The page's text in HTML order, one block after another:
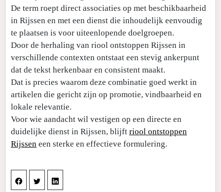
De term roept direct associaties op met beschikbaarheid
in Rijssen en met een dienst die inhoudelijk eenvoudig
te plaatsen is voor uiteenlopende doelgroepen.
Door de herhaling van riool ontstoppen Rijssen in
verschillende contexten ontstaat een stevig ankerpunt
dat de tekst herkenbaar en consistent maakt.
Dat is precies waarom deze combinatie goed werkt in
artikelen die gericht zijn op promotie, vindbaarheid en
lokale relevantie.
Voor wie aandacht wil vestigen op een directe en
duidelijke dienst in Rijssen, blijft riool ontstoppen
Rijssen een sterke en effectieve formulering.